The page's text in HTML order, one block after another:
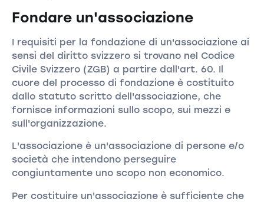
Fondare un'associazione
I requisiti per la fondazione di un'associazione ai
sensi del diritto svizzero si trovano nel Codice
Civile Svizzero (ZGB) a partire dall'art. 60. Il
cuore del processo di fondazione è costituito
dallo statuto scritto dell'associazione, che
fornisce informazioni sullo scopo, sui mezzi e
sull'organizzazione.
L'associazione è un'associazione di persone e/o
società che intendono perseguire
congiuntamente uno scopo non economico.
Per costituire un'associazione è sufficiente che